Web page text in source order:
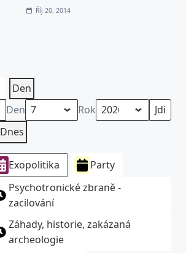
Říj 20, 2014
Den
Den
Rok
Dnes
Exopolitika
Party
Psychotronické zbraně -
zacilování
Záhady, historie, zakázaná
archeologie